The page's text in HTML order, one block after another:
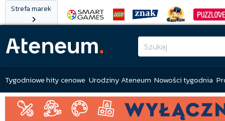
Strefa marek
Tygodniowe hity cenowe Urodziny Ateneum Nowości tygodnia